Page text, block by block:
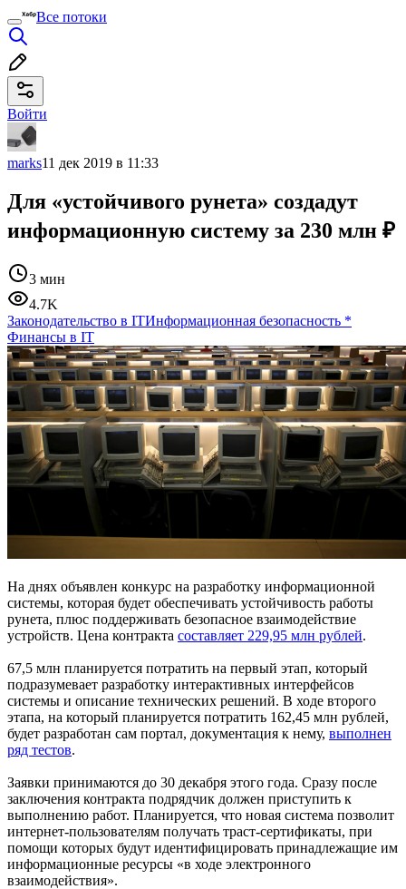
Все потоки
Войти
marks11 дек 2019 в 11:33
Для «устойчивого рунета» создадут
информационную систему за 230 млн ₽
3 мин
4.7K
Законодательство в ITИнформационная безопасность *
Финансы в IT
На днях объявлен конкурс на разработку информационной
системы, которая будет обеспечивать устойчивость работы
рунета, плюс поддерживать безопасное взаимодействие
устройств. Цена контракта составляет 229,95 млн рублей.
67,5 млн планируется потратить на первый этап, который
подразумевает разработку интерактивных интерфейсов
системы и описание технических решений. В ходе второго
этапа, на который планируется потратить 162,45 млн рублей,
будет разработан сам портал, документация к нему, выполнен
ряд тестов.
Заявки принимаются до 30 декабря этого года. Сразу после
заключения контракта подрядчик должен приступить к
выполнению работ. Планируется, что новая система позволит
интернет-пользователям получать траст-сертификаты, при
помощи которых будут идентифицировать принадлежащие им
информационные ресурсы «в ходе электронного
взаимодействия».